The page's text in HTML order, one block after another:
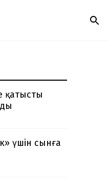
қатысты
үшін сынға